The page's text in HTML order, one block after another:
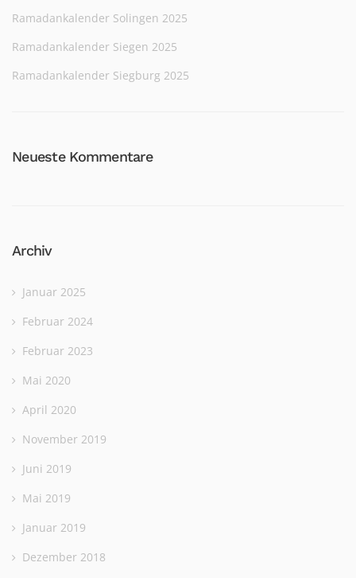
Ramadankalender Solingen 2025
Ramadankalender Siegen 2025
Ramadankalender Siegburg 2025
Neueste Kommentare
Archiv
Januar 2025
Februar 2024
Februar 2023
Mai 2020
April 2020
November 2019
Juni 2019
Mai 2019
Januar 2019
Dezember 2018